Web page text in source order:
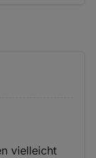
vielleicht